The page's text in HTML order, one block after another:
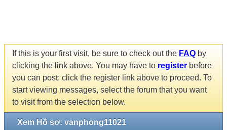
If this is your first visit, be sure to check out the FAQ by
clicking the link above. You may have to register before
you can post: click the register link above to proceed. To
start viewing messages, select the forum that you want
to visit from the selection below.
Xem Hồ sơ: vanphong11021